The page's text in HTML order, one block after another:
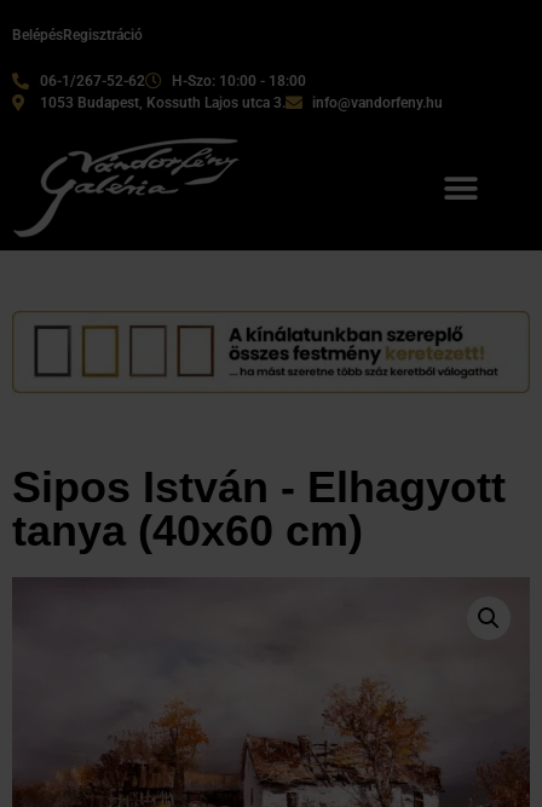
06-1/267-52-62
H-Szo: 10:00 - 18:00
1053 Budapest, Kossuth Lajos utca 3.
info@vandorfeny.hu
BelépésRegisztráció
Sipos István - Elhagyott
tanya (40x60 cm)